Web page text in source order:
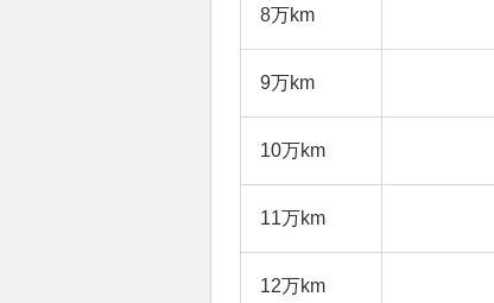
8万km
9万km
10万km
11万km
12万km